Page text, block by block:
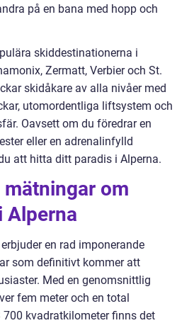
på en bana med hopp och
skiddestinationerna i
Zermatt, Verbier och St.
skidåkare av alla nivåer med
utomordentliga liftsystem och
Oavsett om du föredrar en
eller en adrenalinfylld
att hitta ditt paradis i Alperna.
om
Alperna
en rad imponerande
som definitivt kommer att
Med en genomsnittlig
fem meter och en total
700 kvadratkilometer finns det